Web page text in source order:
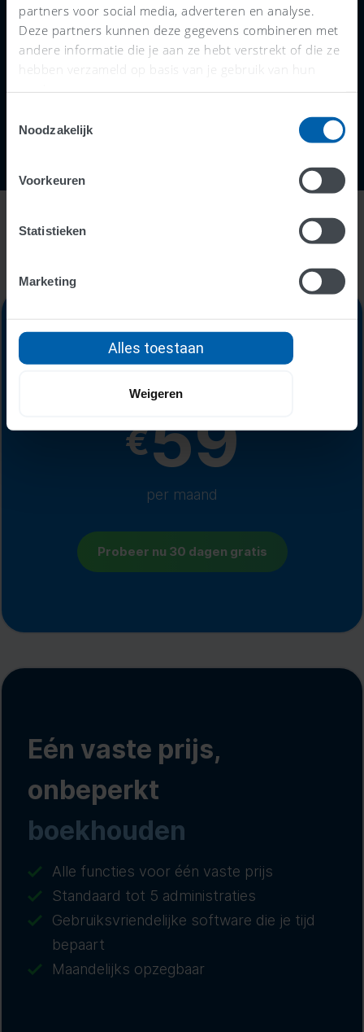
partners voor social media, adverteren en analyse.
Deze partners kunnen deze gegevens combineren met
andere informatie die je aan ze hebt verstrekt of die ze
hebben verzameld op basis van je gebruik van hun
services.
Noodzakelijk
Voorkeuren
Statistieken
Marketing
Alles toestaan
Weigeren
online boekhouden én profiteren van hun
adviezen.
Alles-in-één-prijs
€59
per maand
Probeer nu 30 dagen gratis
Eén vaste prijs,
onbeperkt
boekhouden
Alle functies voor één vaste prijs
Standaard tot 5 administraties
Gebruiksvriendelijke software die je tijd
bepaart
Maandelijks opzegbaar